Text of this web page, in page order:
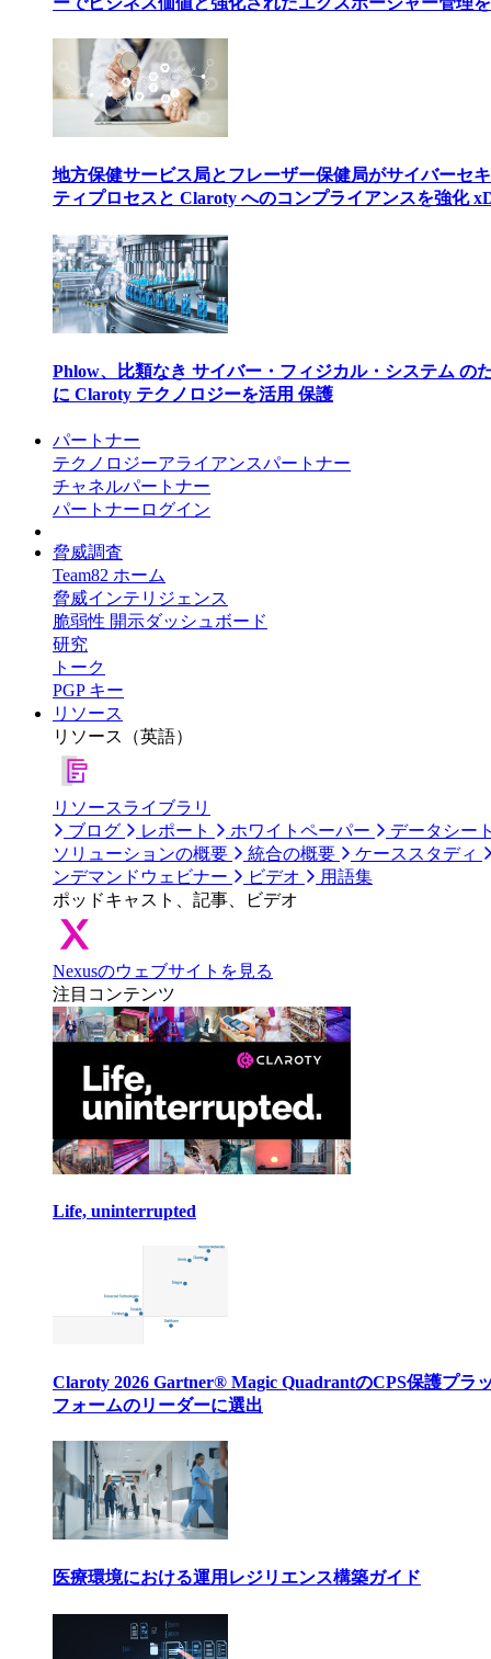
地方保健サービス局とフレーザー保健局がサイバーセ
ティプロセスと Claroty へのコンプライアンスを強化
Phlow、比類なき サイバー・フィジカル・システム の
に Claroty テクノロジーを活用 保護
パートナー
テクノロジーアライアンスパートナー
チャネルパートナー
パートナーログイン
脅威調査
Team82 ホーム
脅威インテリジェンス
脆弱性 開示ダッシュボード
研究
トーク
PGP キー
リソース
リソース（英語）
リソースライブラリ
ブログ
レポート ホワイトペーパー
データシー
ソリューションの概要
統合の概要
ケーススタディ
ンデマンドウェビナー
ビデオ
用語集
ポッドキャスト、記事、ビデオ
Nexusのウェブサイトを見る
注目コンテンツ
Life, uninterrupted
Claroty 2026 Gartner® Magic QuadrantのCPS保護プラ
フォームのリーダーに選出
医療環境における運用レジリエンス構築ガイド